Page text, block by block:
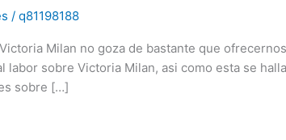
/ q81198188
Milan no goza de bastante que
sobre Victoria Milan, asi­ como esta se
sobre […]